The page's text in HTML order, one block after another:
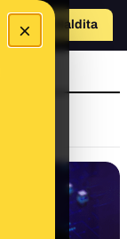
×
Hazte Maldita